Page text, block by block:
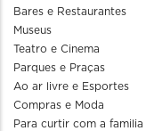
Bares e Restaurantes
Museus
Teatro e Cinema
Parques e Praças
Ao ar livre e Esportes
Compras e Moda
Para curtir com a familia